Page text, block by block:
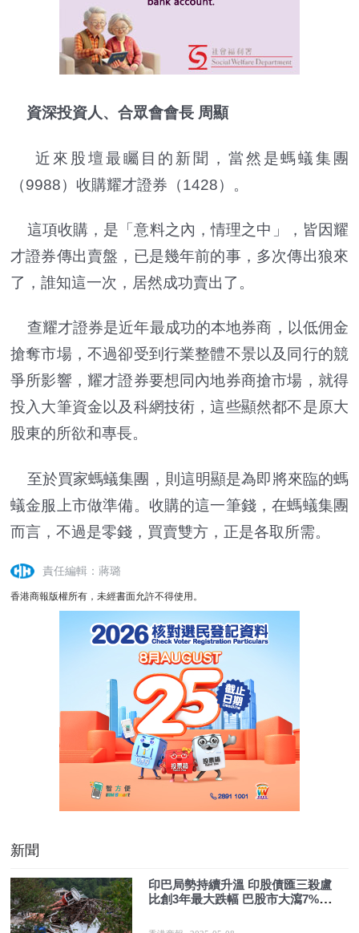
資深投資人、合眾會會長 周顯
近來股壇最矚目的新聞，當然是螞蟻集團
（9988）收購耀才證券（1428）。
這項收購，是「意料之內，情理之中」，皆因耀
才證券傳出賣盤，已是幾年前的事，多次傳出狼來
了，誰知這一次，居然成功賣出了。
查耀才證券是近年最成功的本地券商，以低佣金
搶奪市場，不過卻受到行業整體不景以及同行的競
爭所影響，耀才證券要想同內地券商搶市場，就得
投入大筆資金以及科網技術，這些顯然都不是原大
股東的所欲和專長。
至於買家螞蟻集團，則這明顯是為即將來臨的螞
蟻金服上市做準備。收購的這一筆錢，在螞蟻集團
而言，不過是零錢，買賣雙方，正是各取所需。
責任編輯：蔣璐
香港商報版權所有，未經書面允許不得使用。
新聞
印巴局勢持續升溫 印股債匯三殺盧
比創3年最大跌幅 巴股市大瀉7%跌